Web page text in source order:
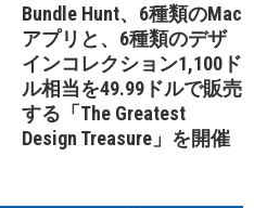
Bundle Hunt、6種類のMac
アプリと、6種類のデザ
インコレクション1,100ド
ル相当を49.99ドルで販売
する「The Greatest
Design Treasure」を開催